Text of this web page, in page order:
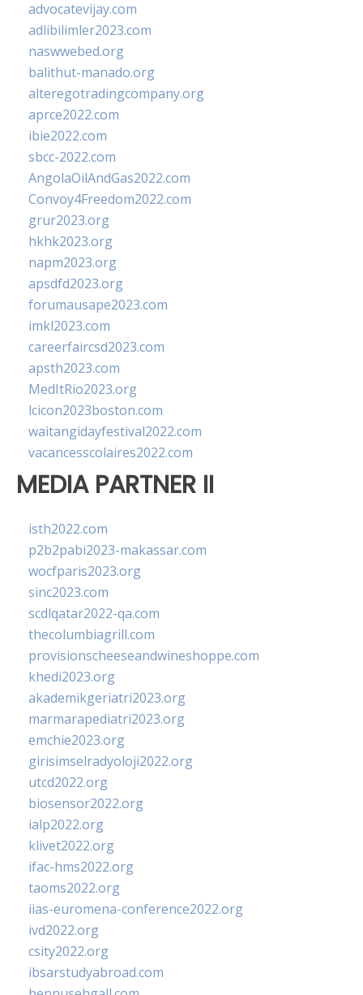
advocatevijay.com
adlibilimler2023.com
naswwebed.org
balithut-manado.org
alteregotradingcompany.org
aprce2022.com
ibie2022.com
sbcc-2022.com
AngolaOilAndGas2022.com
Convoy4Freedom2022.com
grur2023.org
hkhk2023.org
napm2023.org
apsdfd2023.org
forumausape2023.com
imkl2023.com
careerfaircsd2023.com
apsth2023.com
MedItRio2023.org
lcicon2023boston.com
waitangidayfestival2022.com
vacancesscolaires2022.com
MEDIA PARTNER II
isth2022.com
p2b2pabi2023-makassar.com
wocfparis2023.org
sinc2023.com
scdlqatar2022-qa.com
thecolumbiagrill.com
provisionscheeseandwineshoppe.com
khedi2023.org
akademikgeriatri2023.org
marmarapediatri2023.org
emchie2023.org
girisimselradyoloji2022.org
utcd2022.org
biosensor2022.org
ialp2022.org
klivet2022.org
ifac-hms2022.org
taoms2022.org
iias-euromena-conference2022.org
ivd2022.org
csity2022.org
ibsarstudyabroad.com